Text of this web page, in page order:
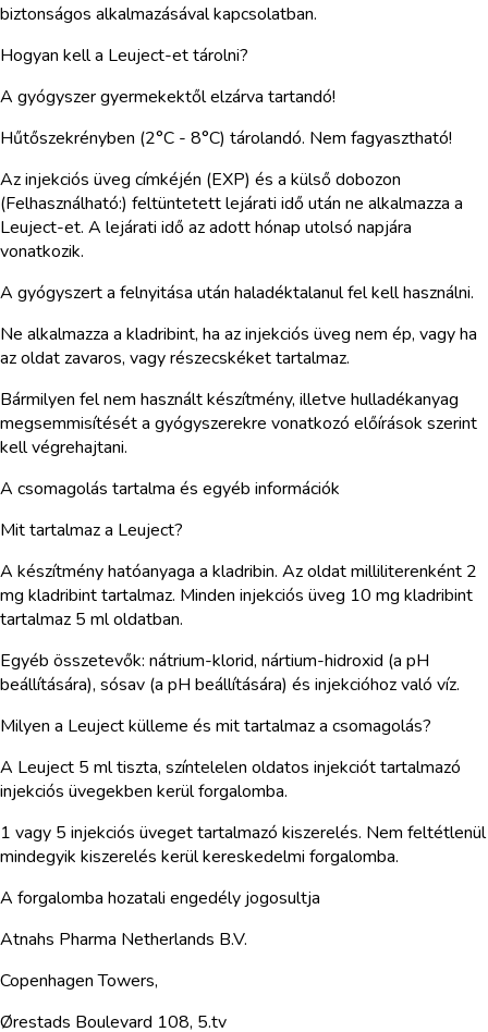
biztonságos alkalmazásával kapcsolatban.
Hogyan kell a Leuject-et tárolni?
A gyógyszer gyermekektől elzárva tartandó!
Hűtőszekrényben (2°C - 8°C) tárolandó. Nem fagyasztható!
Az injekciós üveg címkéjén (EXP) és a külső dobozon
(Felhasználható:) feltüntetett lejárati idő után ne alkalmazza a
Leuject-et. A lejárati idő az adott hónap utolsó napjára
vonatkozik.
A gyógyszert a felnyitása után haladéktalanul fel kell használni.
Ne alkalmazza a kladribint, ha az injekciós üveg nem ép, vagy ha
az oldat zavaros, vagy részecskéket tartalmaz.
Bármilyen fel nem használt készítmény, illetve hulladékanyag
megsemmisítését a gyógyszerekre vonatkozó előírások szerint
kell végrehajtani.
A csomagolás tartalma és egyéb információk
Mit tartalmaz a Leuject?
A készítmény hatóanyaga a kladribin. Az oldat milliliterenként 2
mg kladribint tartalmaz. Minden injekciós üveg 10 mg kladribint
tartalmaz 5 ml oldatban.
Egyéb összetevők: nátrium-klorid, nártium-hidroxid (a pH
beállítására), sósav (a pH beállítására) és injekcióhoz való víz.
Milyen a Leuject külleme és mit tartalmaz a csomagolás?
A Leuject 5 ml tiszta, színtelelen oldatos injekciót tartalmazó
injekciós üvegekben kerül forgalomba.
1 vagy 5 injekciós üveget tartalmazó kiszerelés. Nem feltétlenül
mindegyik kiszerelés kerül kereskedelmi forgalomba.
A forgalomba hozatali engedély jogosultja
Atnahs Pharma Netherlands B.V.
Copenhagen Towers,
Ørestads Boulevard 108, 5.tv